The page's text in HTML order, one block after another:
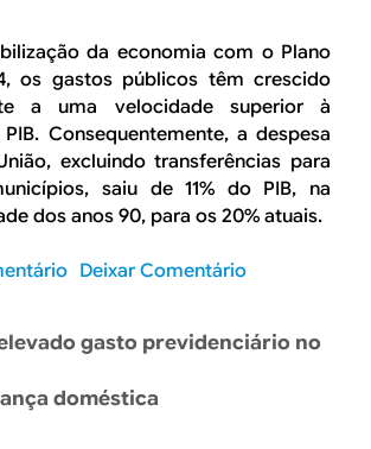
e
b
u
s
c
a
da economia com o Plano
os gastos públicos têm crescido
a uma velocidade superior à
Consequentemente, a despesa
excluindo transferências para
saiu de 11% do PIB, na
dos anos 90, para os 20% atuais.
Deixar Comentário
gasto previdenciário no
doméstica